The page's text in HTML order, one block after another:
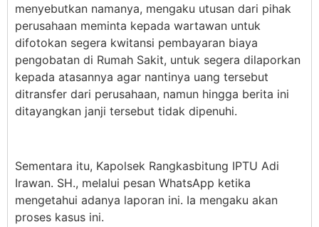
menyebutkan namanya, mengaku utusan dari pihak
perusahaan meminta kepada wartawan untuk
difotokan segera kwitansi pembayaran biaya
pengobatan di Rumah Sakit, untuk segera dilaporkan
kepada atasannya agar nantinya uang tersebut
ditransfer dari perusahaan, namun hingga berita ini
ditayangkan janji tersebut tidak dipenuhi.
Sementara itu, Kapolsek Rangkasbitung IPTU Adi
Irawan. SH., melalui pesan WhatsApp ketika
mengetahui adanya laporan ini. Ia mengaku akan
proses kasus ini.